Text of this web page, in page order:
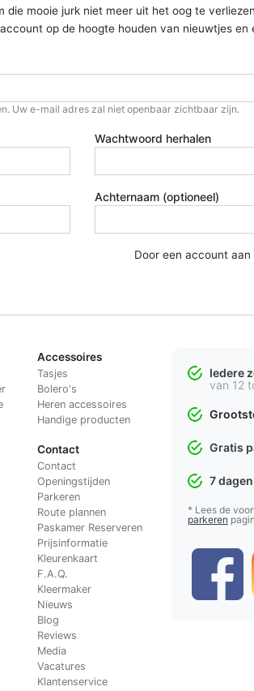
mooie jurk niet meer uit het oog te
op de hoogte houden van nieuwtjes en
Uw e-mail adres zal niet openbaar zichtbaar zijn.
Wachtwoord herhalen
Achternaam (optioneel)
Door een account
Accessoires
Tasjes
Bolero's
Heren accessoires
Handige producten
Contact
Contact
Openingstijden
Parkeren
Route plannen
Paskamer Reserveren
Prijsinformatie
Kleurenkaart
F.A.Q.
Kleermaker
Nieuws
Blog
Reviews
Media
Vacatures
Klantenservice
Iedere
van 12
Gratis
7
* Lees de
parkeren